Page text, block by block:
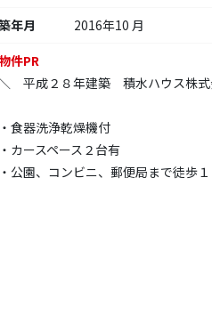
年月
2016年10 月
件PR
平成２８年建築 積水ハウス株
・食器洗浄乾燥機付
・カースペース２台有
・公園、コンビニ、郵便局まで徒歩